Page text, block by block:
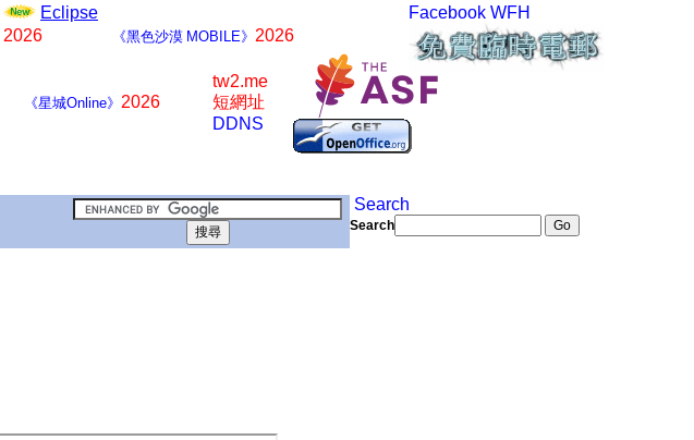
Eclipse
2026 《黑色沙漠 MOBILE》 2026
《星城Online》 2026
tw2.me
短網址
DDNS
Facebook WFH
Search
Search